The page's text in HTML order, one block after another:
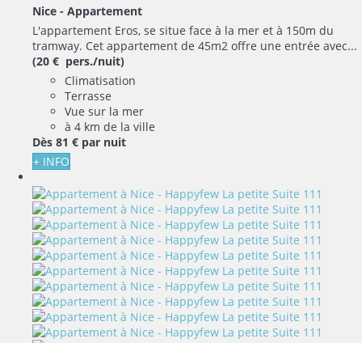
Nice - Appartement
L'appartement Eros, se situe face à la mer et à 150m du
tramway. Cet appartement de 45m2 offre une entrée avec...
(20 € pers./nuit)
Climatisation
Terrasse
Vue sur la mer
à 4 km de la ville
Dès 81 € par nuit
+ INFO